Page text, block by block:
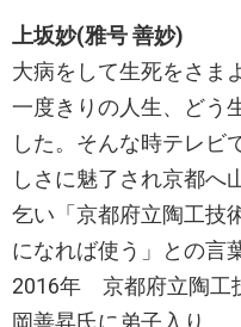
上坂妙(雅号 善妙)
大病をして生死をさま
一度きりの人生、どう
した。そんな時テレビ
しさに魅了され京都へ
乞い「京都府立陶工技
になれば使う」との言
2016年 京都府立陶工
岡善昇氏に弟子入り